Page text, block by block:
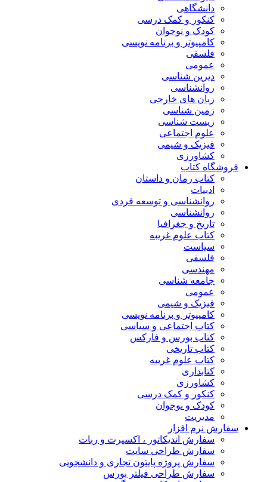
دانشگاهی
کنکور و کمک‌ درسی
کودک و نوجوان
کامپیوتر و برنامه نویسی
فلسفی
عمومی
دیرین شناسی
روانشناسی
زبان های خارجی
زمین شناسی
زیست شناسی
علوم اجتماعی
فیزیک و شیمی
کشاورزی
فروشگاه کتاب
کتاب رمان و داستان
ادبیات
روانشناسی و توسعه فردی
روانشناسی
تاریخ و جغرافیا
کتاب علوم غریبه
سیاست
فلسفی
مهندسی
جامعه شناسی
عمومی
فیزیک و شیمی
کامپیوتر و برنامه نویسی
کتاب اجتماعی و سیاسی
کتاب بورس و فارکس
کتاب تاریخی
کتاب علوم غریبه
کتابداری
کشاورزی
کنکور و کمک‌ درسی
کودک و نوجوان
مدیریت
سفارش نرم افزار
سفارش اندیکاتور ، اکسپرت و ربات
سفارش طراحی سایت
سفارش پروژه پایتون تجاری و دانشجویی
سفارش طراحی فیلتر بورس